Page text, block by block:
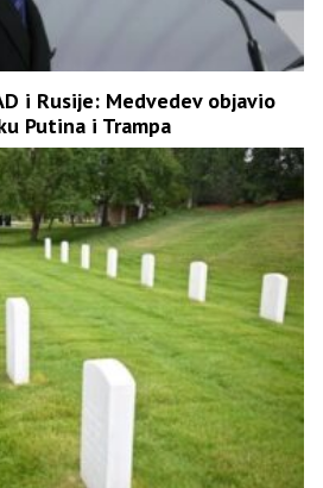
i Rusije: Medvedev objavio
Putina i Trampa